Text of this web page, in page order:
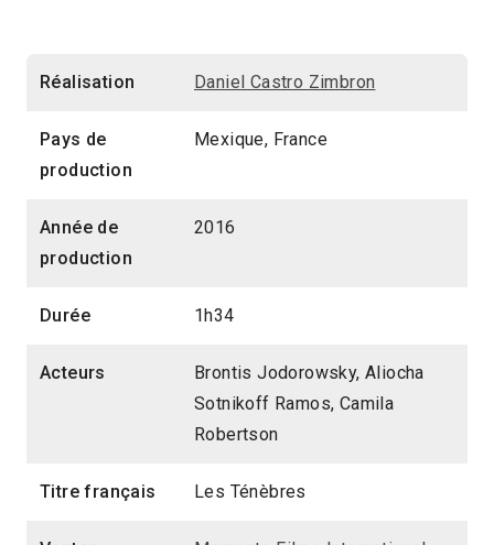
Réalisation Daniel Castro Zimbron
Pays de
production
Mexique, France
Année de
production
2016
Durée 1h34
Acteurs
Brontis Jodorowsky, Aliocha
Sotnikoff Ramos, Camila
Robertson
Titre français Les Ténèbres